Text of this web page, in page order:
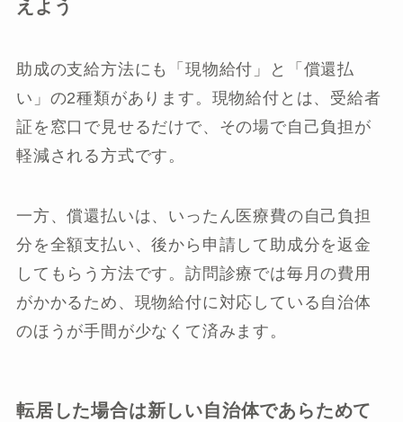
えよう
助成の支給方法にも「現物給付」と「償還払
い」の2種類があります。現物給付とは、受給者
証を窓口で見せるだけで、その場で自己負担が
軽減される方式です。
一方、償還払いは、いったん医療費の自己負担
分を全額支払い、後から申請して助成分を返金
してもらう方法です。訪問診療では毎月の費用
がかかるため、現物給付に対応している自治体
のほうが手間が少なくて済みます。
転居した場合は新しい自治体であらためて